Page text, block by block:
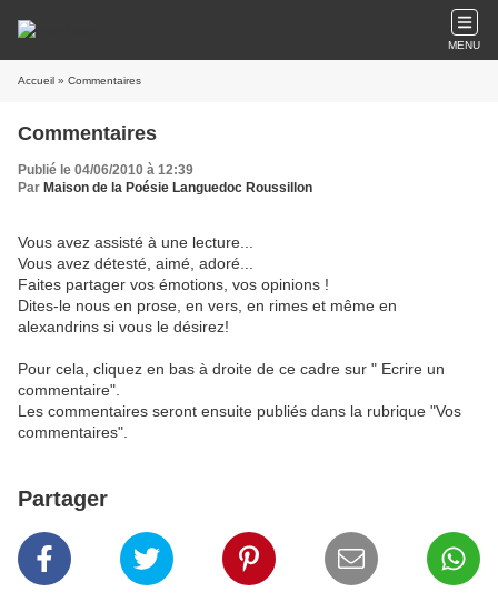
MENU
Accueil » Commentaires
Commentaires
Publié le 04/06/2010 à 12:39
Par Maison de la Poésie Languedoc Roussillon
Vous avez assisté à une lecture...
Vous avez détesté, aimé, adoré...
Faites partager vos émotions, vos opinions !
Dites-le nous en prose, en vers, en rimes et même en
alexandrins si vous le désirez!
Pour cela, cliquez en bas à droite de ce cadre sur " Ecrire un
commentaire".
Les commentaires seront ensuite publiés dans la rubrique "Vos
commentaires".
Partager